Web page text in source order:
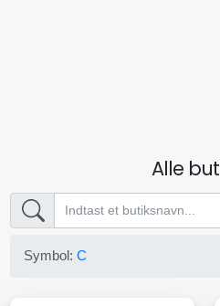
Alle
Symbol:C